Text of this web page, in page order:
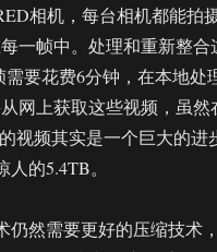
相机，每台相机都能拍
一帧中。处理和重新整
要花费6分钟，在本地处
网上获取这些视频，虽然
视频其实是一个巨大的进
的5.4TB。
仍然需要更好的压缩技术